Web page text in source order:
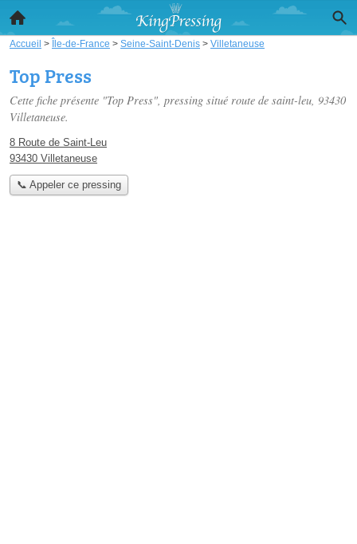
Accueil > Île-de-France > Seine-Saint-Denis > Villetaneuse
Top Press
Cette fiche présente "Top Press", pressing situé route de saint-leu, 93430
Villetaneuse.
8 Route de Saint-Leu
93430 Villetaneuse
📞 Appeler ce pressing